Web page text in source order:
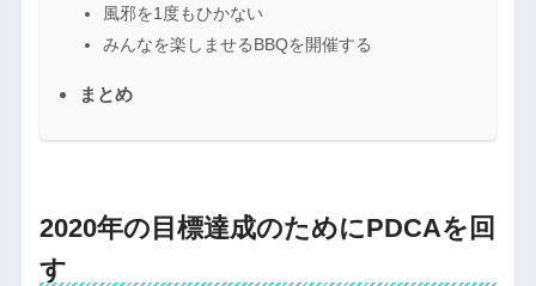
風邪を1度もひかない
みんなを楽しませるBBQを開催する
まとめ
2020年の目標達成のためにPDCAを回
す